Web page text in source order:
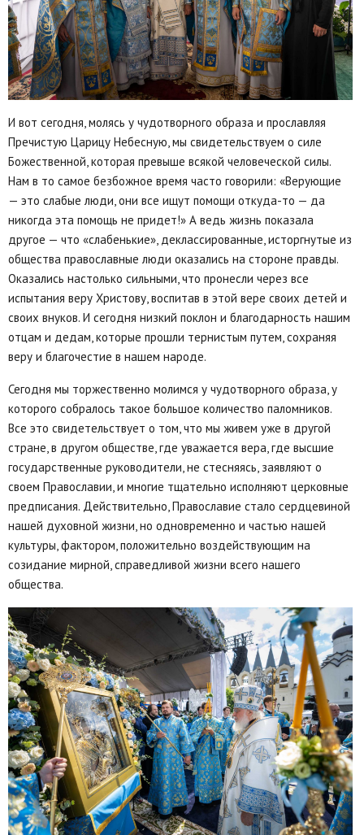
И вот сегодня, молясь у чудотворного образа и прославляя
Пречистую Царицу Небесную, мы свидетельствуем о силе
Божественной, которая превыше всякой человеческой силы.
Нам в то самое безбожное время часто говорили: «Верующие
— это слабые люди, они все ищут помощи откуда-то — да
никогда эта помощь не придет!» А ведь жизнь показала
другое — что «слабенькие», деклассированные, исторгнутые из
общества православные люди оказались на стороне правды.
Оказались настолько сильными, что пронесли через все
испытания веру Христову, воспитав в этой вере своих детей и
своих внуков. И сегодня низкий поклон и благодарность нашим
отцам и дедам, которые прошли тернистым путем, сохраняя
веру и благочестие в нашем народе.
Сегодня мы торжественно молимся у чудотворного образа, у
которого собралось такое большое количество паломников.
Все это свидетельствует о том, что мы живем уже в другой
стране, в другом обществе, где уважается вера, где высшие
государственные руководители, не стесняясь, заявляют о
своем Православии, и многие тщательно исполняют церковные
предписания. Действительно, Православие стало сердцевиной
нашей духовной жизни, но одновременно и частью нашей
культуры, фактором, положительно воздействующим на
созидание мирной, справедливой жизни всего нашего
общества.